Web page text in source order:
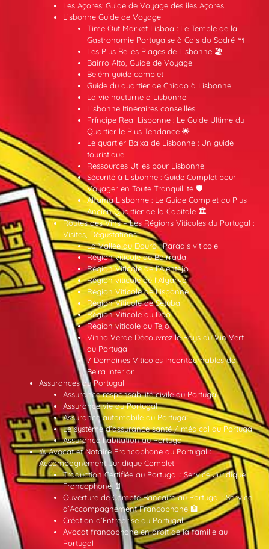
Les Açores: Guide de Voyage des îles Açores
Lisbonne Guide de Voyage
Time Out Market Lisboa : Le Temple de la
Gastronomie Portugaise à Cais do Sodré 🍴
Les Plus Belles Plages de Lisbonne 🏖️
Bairro Alto, Guide de Voyage
Belém guide complet
Guide du quartier de Chiado à Lisbonne
La vie nocturne à Lisbonne
Lisbonne Itinéraires conseillés
Príncipe Real Lisbonne : Le Guide Ultime du
Quartier le Plus Tendance 🌟
Le quartier Baixa de Lisbonne : Un guide
touristique
Ressources Utiles pour Lisbonne
Sécurité à Lisbonne : Guide Complet pour
Voyager en Toute Tranquillité 🛡️
Alfama Lisbonne : Le Guide Complet du Plus
Ancien Quartier de la Capitale 🏛️
Routes des Vins – Les Régions Viticoles du Portugal :
Visites, Dégustations
La Vallée du Douro : Paradis viticole
Région viticole de Bairrada
Région Viticole de l’Alentejo
Région viticole de l’Algarve
Région Viticole de Lisbonne
Région Viticole de Setúbal
Région Viticole du Dão
Région viticole du Tejo
Vinho Verde Découvrez le Pays du Vin Vert
au Portugal
7 Domaines Viticoles Incontournables de
Beira Interior
Assurances au Portugal
Assurance responsabilité civile au Portugal
Assurance vie au Portugal
Assurance automobile au Portugal
Le système d’assurance santé / médical au Portugal
Assurance habitation au Portugal
⚖️ Avocat et Notaire Francophone au Portugal :
Accompagnement Juridique Complet
Traduction Certifiée au Portugal : Service Juridique
Francophone 📄
Ouverture de Compte Bancaire au Portugal : Service
d’Accompagnement Francophone 🏦
Création d’Entreprise au Portugal
Avocat francophone en droit de la famille au
Portugal